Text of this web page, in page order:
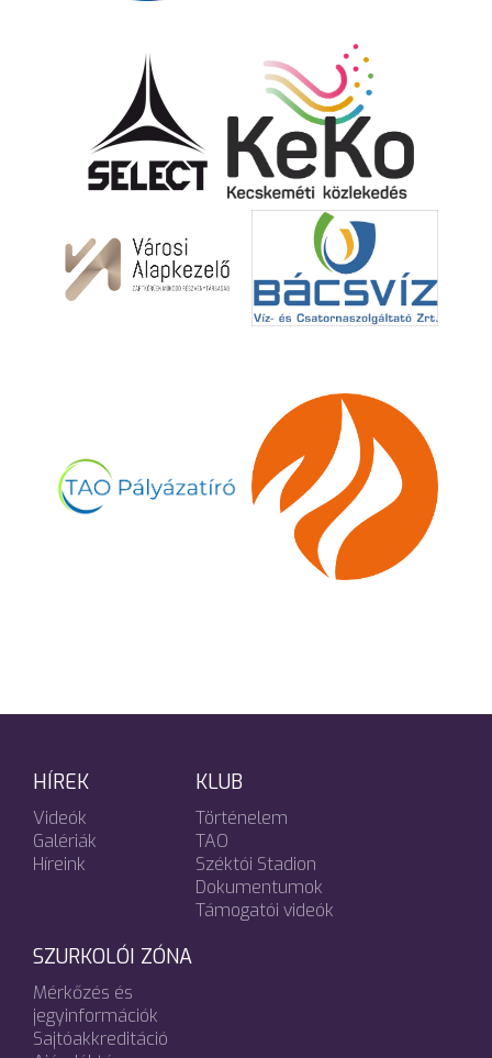
HÍREK
Videók
Galériák
Híreink
KLUB
Történelem
TAO
Széktói Stadion
Dokumentumok
Támogatói videók
SZURKOLÓI ZÓNA
Mérkőzés és
jegyinformációk
Sajtóakkreditáció